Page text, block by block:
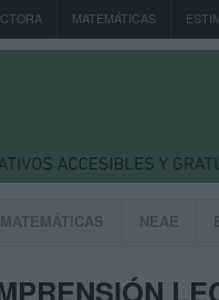
MATEMÁTICAS
MATEMÁTICAS NEAE